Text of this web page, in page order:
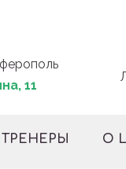
11
ТРЕНЕРЫ О